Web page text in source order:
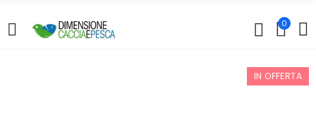
0
IN OFFERTA